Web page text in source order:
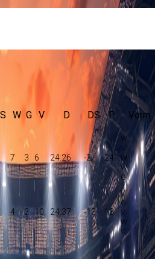
beschikbaar is
W G V D DS P Vorm
7 3 6 24:26 -2 24
4 2 10 24:37 -13 13